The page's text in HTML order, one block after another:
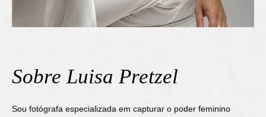
Sobre Luisa Pretzel
Sou fotógrafa especializada em capturar o poder feminino